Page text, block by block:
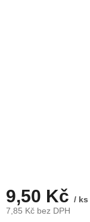
9,50 Kč / ks
7,85 Kč bez DPH